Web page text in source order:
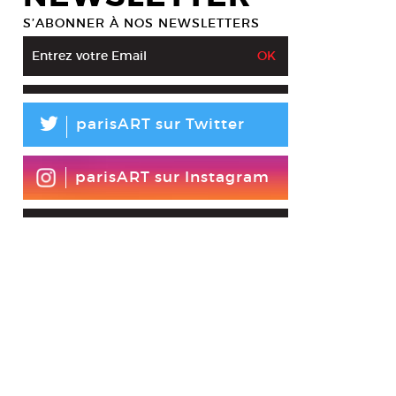
S’ABONNER À NOS NEWSLETTERS
L parisART sur Twitter
parisART sur Instagram